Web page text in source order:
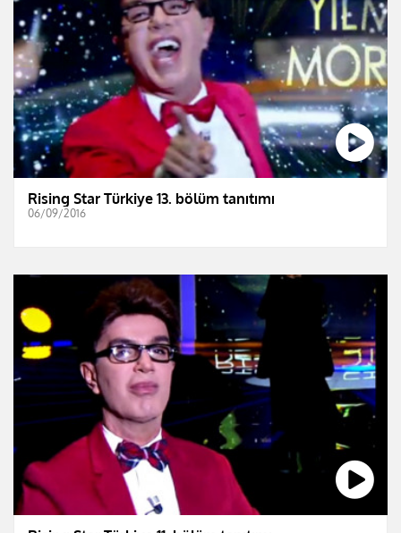
Rising Star Türkiye 13. bölüm tanıtımı
06/09/2016